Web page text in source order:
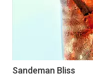
Sandeman Bliss